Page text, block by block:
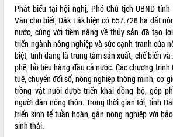
Đắk Lắk sơ kết 4 năm triển khai thực
hiện Đề án 06 của Chính phủ
Họp báo thông tin về Hội nghị Công bố
Quy hoạch và Xúc tiến đầu tư tỉnh Đắk
Lắk
Khơi thông điểm nghẽn, đẩy nhanh
giải ngân vốn khắc phục thiên tai
HĐND tỉnh thông qua điều chỉnh Quy
hoạch tỉnh thời kỳ 2021-2030
Hội thảo góp ý hồ sơ điều chỉnh quy
Phát biểu tại hội nghị, Phó Chủ tịch UBND
Văn cho biết, Đắk Lắk hiện có 657.728 ha đất
nước, cùng với tiềm năng về thủy sản đã tạo
triển ngành nông nghiệp và sức cạnh tranh của
biệt, tỉnh đang là trung tâm sản xuất, chế biến
phê, hồ tiêu hàng đầu cả nước. Các chương trình
tuệ, chuyển đổi số, nông nghiệp thông minh, cơ
trồng vật nuôi được triển khai đồng bộ, góp
người dân nông thôn. Trong thời gian tới, tỉnh
triển kinh tế tuần hoàn, gắn nông nghiệp với
sinh thái.